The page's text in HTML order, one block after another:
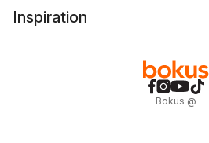
Inspiration
Bokus @